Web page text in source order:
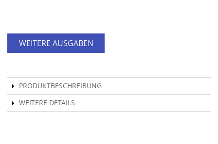
WEITERE AUSGABEN
PRODUKTBESCHREIBUNG
WEITERE DETAILS